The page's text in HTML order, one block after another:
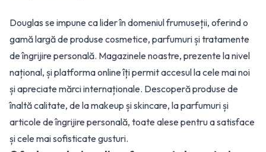
Douglas se impune ca lider în domeniul frumuseții, oferind o
gamă largă de produse cosmetice, parfumuri și tratamente
de îngrijire personală. Magazinele noastre, prezente la nivel
național, și platforma online îți permit accesul la cele mai noi
și apreciate mărci internaționale. Descoperă produse de
înaltă calitate, de la makeup și skincare, la parfumuri și
articole de îngrijire personală, toate alese pentru a satisface
și cele mai sofisticate gusturi.